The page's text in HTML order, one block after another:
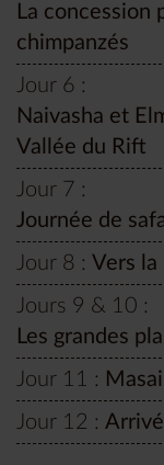
La concession
chimpanzés
Jour 6 :
Naivasha et
Vallée du Rift
Jour 7 :
Journée de
Jour 8 : Vers
Jours 9 & 10 :
Les grandes
Jour 11 :
Jour 12 :